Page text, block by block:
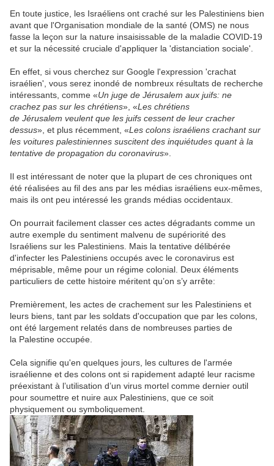
En toute justice, les Israéliens ont craché sur les Palestiniens bien
avant que l'Organisation mondiale de la santé (OMS) ne nous
fasse la leçon sur la nature insaisissable de la maladie COVID-19
et sur la nécessité cruciale d'appliquer la 'distanciation sociale'.
En effet, si vous cherchez sur Google l'expression 'crachat
israélien', vous serez inondé de nombreux résultats de recherche
intéressants, comme «Un juge de Jérusalem aux juifs: ne
crachez pas sur les chrétiens», «Les chrétiens
de Jérusalem veulent que les juifs cessent de leur cracher
dessus», et plus récemment, «Les colons israéliens crachant sur
les voitures palestiniennes suscitent des inquiétudes quant à la
tentative de propagation du coronavirus».
Il est intéressant de noter que la plupart de ces chroniques ont
été réalisées au fil des ans par les médias israéliens eux-mêmes,
mais ils ont peu intéressé les grands médias occidentaux.
On pourrait facilement classer ces actes dégradants comme un
autre exemple du sentiment malvenu de supériorité des
Israéliens sur les Palestiniens. Mais la tentative délibérée
d'infecter les Palestiniens occupés avec le coronavirus est
méprisable, même pour un régime colonial. Deux éléments
particuliers de cette histoire méritent qu’on s’y arrête:
Premièrement, les actes de crachement sur les Palestiniens et
leurs biens, tant par les soldats d'occupation que par les colons,
ont été largement relatés dans de nombreuses parties de
la Palestine occupée.
Cela signifie qu'en quelques jours, les cultures de l'armée
israélienne et des colons ont si rapidement adapté leur racisme
préexistant à l’utilisation d’un virus mortel comme dernier outil
pour soumettre et nuire aux Palestiniens, que ce soit
physiquement ou symboliquement.